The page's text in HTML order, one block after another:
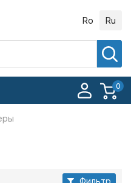
Ro Ru
0
Фильтр